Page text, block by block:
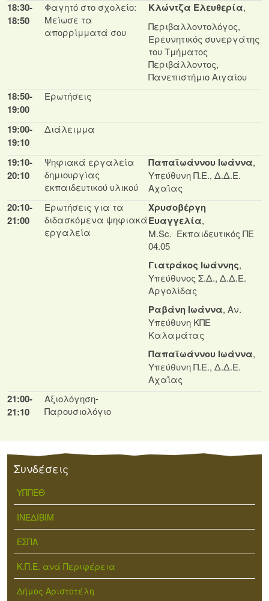
18:30-
18:50
Φαγητό στο σχολείο:
Μείωσε τα
απορρίμματά σου
Κλώντζα Ελευθερία,
Περιβαλλοντολόγος,
Ερευνητικός συνεργάτης
του Τμήματος
Περιβάλλοντος,
Πανεπιστήμιο Αιγαίου
18:50-
19:00
Ερωτήσεις
19:00-
19:10
Διάλειμμα
19:10-
20:10
Ψηφιακά εργαλεία
δημιουργίας
εκπαιδευτικού υλικού
Παπαϊωάννου Ιωάννα,
Υπεύθυνη Π.Ε., Δ.Δ.Ε.
Αχαΐας
20:10-
21:00
Ερωτήσεις για τα
διδασκόμενα ψηφιακά
εργαλεία
Χρυσοβέργη
Ευαγγελία,
M.Sc. Εκπαιδευτικός ΠΕ
04.05
Γιατράκος Ιωάννης,
Υπεύθυνος Σ.Δ., Δ.Δ.Ε.
Αργολίδας
Ραβάνη Ιωάννα, Αν.
Υπεύθυνη ΚΠΕ
Καλαμάτας
Παπαϊωάννου Ιωάννα,
Υπεύθυνη Π.Ε., Δ.Δ.Ε.
Αχαΐας
21:00-
21:10
Αξιολόγηση-
Παρουσιολόγιο
Συνδέσεις
ΥΠΠΕΘ
ΙΝΕΔΙΒΙΜ
ΕΣΠΑ
Κ.Π.Ε. ανά Περιφέρεια
Δήμος Αριστοτέλη